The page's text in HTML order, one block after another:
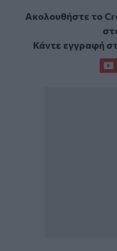
Ακολουθήστε το
Κάντε εγγραφή